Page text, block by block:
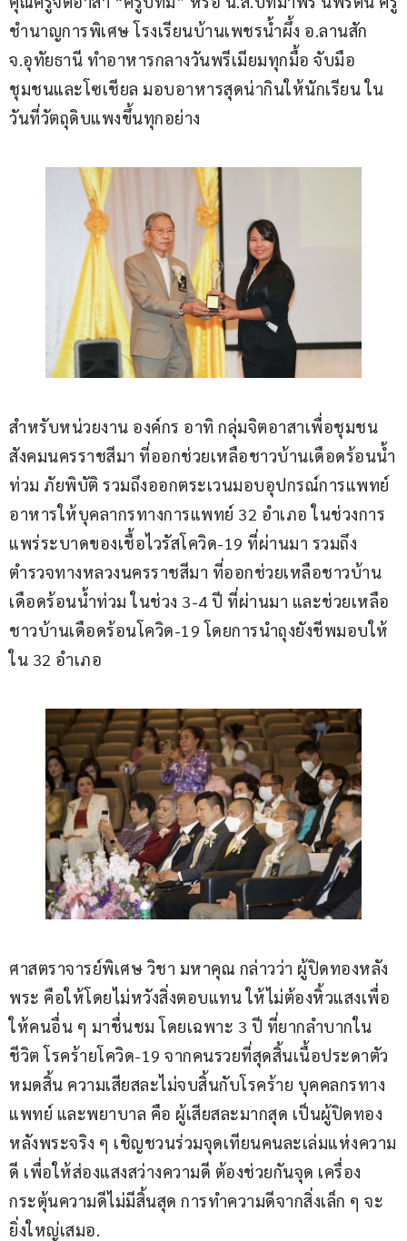
ชำนาญการพิเศษ โรงเรียนบ้านเพชรน้ำผึ้ง อ.ลานสัก
จ.อุทัยธานี ทำอาหารกลางวันพรีเมียมทุกมื้อ จับมือ
ชุมชนและโซเชียล มอบอาหารสุดน่ากินให้นักเรียน ใน
วันที่วัตถุดิบแพงขึ้นทุกอย่าง
สำหรับหน่วยงาน องค์กร อาทิ กลุ่มจิตอาสาเพื่อชุมชน
สังคมนครราชสีมา ที่ออกช่วยเหลือชาวบ้านเดือดร้อนน้ำ
ท่วม ภัยพิบัติ รวมถึงออกตระเวนมอบอุปกรณ์การแพทย์
อาหารให้บุคลากรทางการแพทย์ 32 อำเภอ ในช่วงการ
แพร่ระบาดของเชื้อไวรัสโควิด-19 ที่ผ่านมา รวมถึง
ตำรวจทางหลวงนครราชสีมา ที่ออกช่วยเหลือชาวบ้าน
เดือดร้อนน้ำท่วม ในช่วง 3-4 ปี ที่ผ่านมา และช่วยเหลือ
ชาวบ้านเดือดร้อนโควิด-19 โดยการนำถุงยังชีพมอบให้
ใน 32 อำเภอ
ศาสตราจารย์พิเศษ วิชา มหาคุณ กล่าวว่า ผู้ปิดทองหลัง
พระ คือให้โดยไม่หวังสิ่งตอบแทน ให้ไม่ต้องหิ้วแสงเพื่อ
ให้คนอื่น ๆ มาชื่นชม โดยเฉพาะ 3 ปี ที่ยากลำบากใน
ชีวิต โรคร้ายโควิด-19 จากคนรวยที่สุดสิ้นเนื้อประดาตัว
หมดสิ้น ความเสียสละไม่จบสิ้นกับโรคร้าย บุคคลกรทาง
แพทย์ และพยาบาล คือ ผู้เสียสละมากสุด เป็นผู้ปิดทอง
หลังพระจริง ๆ เชิญชวนร่วมจุดเทียนคนละเล่มแห่งความ
ดี เพื่อให้ส่องแสงสว่างความดี ต้องช่วยกันจุด เครื่อง
กระตุ้นความดีไม่มีสิ้นสุด การทำความดีจากสิ่งเล็ก ๆ จะ
ยิ่งใหญ่เสมอ.